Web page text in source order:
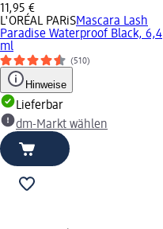
11,95 €
L'ORÉAL PARiSMascara Lash
Paradise Waterproof Black, 6,4
ml
(510)
Hinweise
Lieferbar
dm-Markt wählen